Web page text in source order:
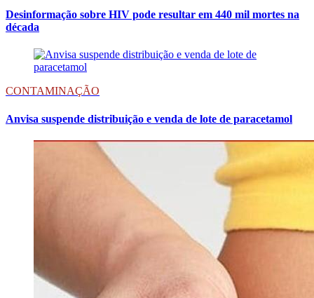
Desinformação sobre HIV pode resultar em 440 mil mortes na
década
CONTAMINAÇÃO
Anvisa suspende distribuição e venda de lote de paracetamol